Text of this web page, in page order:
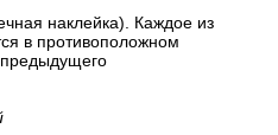
наклейка). Каждое из
в противоположном